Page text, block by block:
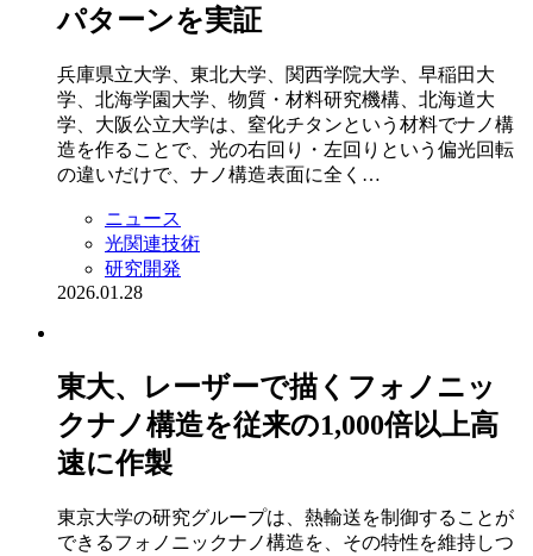
パターンを実証
兵庫県立大学、東北大学、関西学院大学、早稲田大
学、北海学園大学、物質・材料研究機構、北海道大
学、大阪公立大学は、窒化チタンという材料でナノ構
造を作ることで、光の右回り・左回りという偏光回転
の違いだけで、ナノ構造表面に全く…
ニュース
光関連技術
研究開発
2026.01.28
東大、レーザーで描くフォノニッ
クナノ構造を従来の1,000倍以上高
速に作製
東京大学の研究グループは、熱輸送を制御することが
できるフォノニックナノ構造を、その特性を維持しつ